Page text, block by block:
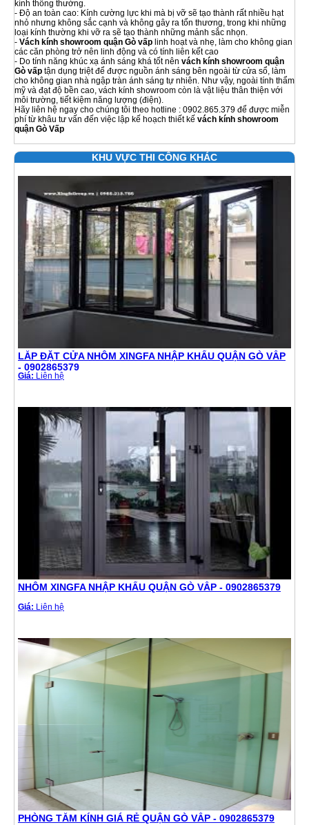
kính thông thường.
- Độ an toàn cao: Kính cường lực khi mà bị vỡ sẽ tạo thành rất nhiều hạt
nhỏ nhưng không sắc cạnh và không gây ra tổn thương, trong khi những
loại kính thường khi vỡ ra sẽ tạo thành những mảnh sắc nhọn.
- Vách kính showroom quận Gò vấp linh hoạt và nhẹ, làm cho không gian
các căn phòng trở nên linh động và có tính liên kết cao
- Do tính năng khúc xạ ánh sáng khá tốt nên vách kính showroom quận
Gò vấp tận dụng triệt để được nguồn ánh sáng bên ngoài từ cửa sổ, làm
cho không gian nhà ngập tràn ánh sáng tự nhiên. Như vậy, ngoài tính thẩm
mỹ và đạt độ bền cao, vách kính showroom còn là vật liệu thân thiện với
môi trường, tiết kiệm năng lượng (điện).
Hãy liên hệ ngay cho chúng tôi theo hotline : 0902.865.379 để được miễn
phí từ khâu tư vấn đến việc lập kế hoạch thiết kế vách kính showroom
quận Gò Vấp
KHU VỰC THI CÔNG KHÁC
LẮP ĐẶT CỬA NHÔM XINGFA NHẬP KHẨU QUẬN GÒ VẤP
- 0902865379
Giá: Liên hệ
NHÔM XINGFA NHẬP KHẨU QUẬN GÒ VẤP - 0902865379
Giá: Liên hệ
PHÒNG TẮM KÍNH GIÁ RẺ QUẬN GÒ VẤP - 0902865379